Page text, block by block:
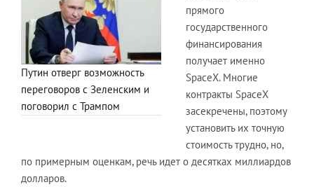
Путин отверг возможность
переговоров с Зеленским и
поговорил с Трампом
прямого
государственного
финансирования
получает именно
SpaceX. Многие
контракты SpaceX
засекречены, поэтому
установить их точную
стоимость трудно, но,
по примерным оценкам, речь идет о десятках миллиардов
долларов.